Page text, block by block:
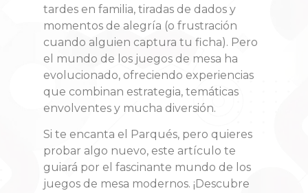
tardes en familia, tiradas de dados y
momentos de alegría (o frustración
cuando alguien captura tu ficha). Pero
el mundo de los juegos de mesa ha
evolucionado, ofreciendo experiencias
que combinan estrategia, temáticas
envolventes y mucha diversión.
Si te encanta el Parqués, pero quieres
probar algo nuevo, este artículo te
guiará por el fascinante mundo de los
juegos de mesa modernos. ¡Descubre